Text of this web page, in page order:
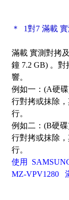
＊ 1對7 滿載
滿載 實測對拷
鐘 7.2 GB) 。
響。
例如一：(A硬
行對拷或抹除
行。
例如二：(B硬
行對拷或抹除
行。
使用
MZ-VPV1280